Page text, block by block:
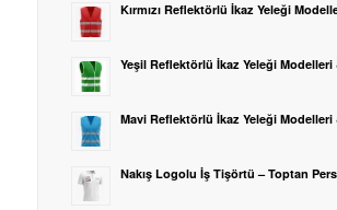
Kırmızı Reflektörlü İkaz Yeleği
Yeşil Reflektörlü İkaz Yeleği Modelleri
Mavi Reflektörlü İkaz Yeleği
Nakış Logolu İş Tişörtü – Toptan